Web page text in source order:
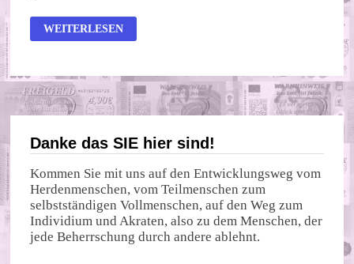
WARUM
IST
WEITERLESEN
Danke das SIE hier sind!
Kommen Sie mit uns auf den Entwicklungsweg vom
Herdenmenschen, vom Teilmenschen zum
selbstständigen Vollmenschen, auf den Weg zum
Individium und Akraten, also zu dem Menschen, der
jede Beherrschung durch andere ablehnt.